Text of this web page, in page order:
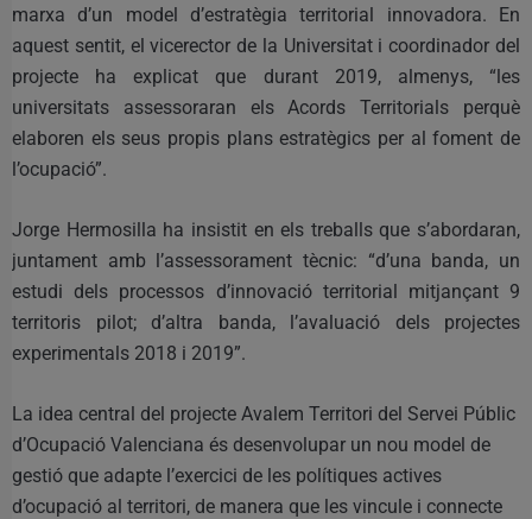
marxa d’un model d’estratègia territorial innovadora. En
aquest sentit, el vicerector de la Universitat i coordinador del
projecte ha explicat que durant 2019, almenys, “les
universitats assessoraran els Acords Territorials perquè
elaboren els seus propis plans estratègics per al foment de
l’ocupació”.
Jorge Hermosilla ha insistit en els treballs que s’abordaran,
juntament amb l’assessorament tècnic: “d’una banda, un
estudi dels processos d’innovació territorial mitjançant 9
territoris pilot; d’altra banda, l’avaluació dels projectes
experimentals 2018 i 2019”.
La idea central del projecte Avalem Territori del Servei Públic
d’Ocupació Valenciana és desenvolupar un nou model de
gestió que adapte l’exercici de les polítiques actives
d’ocupació al territori, de manera que les vincule i connecte